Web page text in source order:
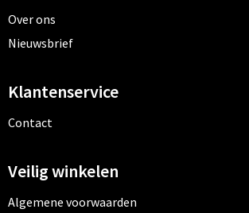
Over ons
Nieuwsbrief
Klantenservice
Contact
Veilig winkelen
Algemene voorwaarden